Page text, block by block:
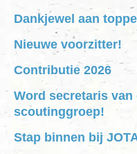
Dankjewel aan
Nieuwe voorzitter!
Contributie 2026
Word secretaris
scoutinggroep!
Stap binnen bij